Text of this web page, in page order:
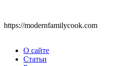
https://modernfamilycook.com
О сайте
Статьи